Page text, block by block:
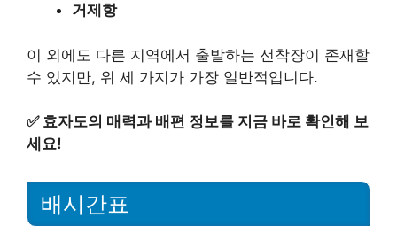
거제항
이 외에도 다른 지역에서 출발하는 선착장이 존재할
수 있지만, 위 세 가지가 가장 일반적입니다.
✅ 효자도의 매력과 배편 정보를 지금 바로 확인해 보
세요!
배시간표